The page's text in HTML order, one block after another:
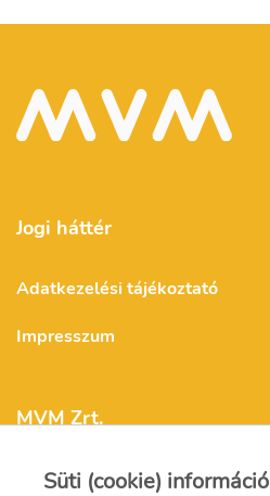
Jogi háttér
Adatkezelési tájékoztató
Impresszum
MVM Zrt.
Süti (cookie) információ